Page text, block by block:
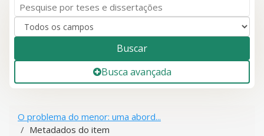
Buscar
Busca avançada
O problema do menor: uma abord...
Metadados do item